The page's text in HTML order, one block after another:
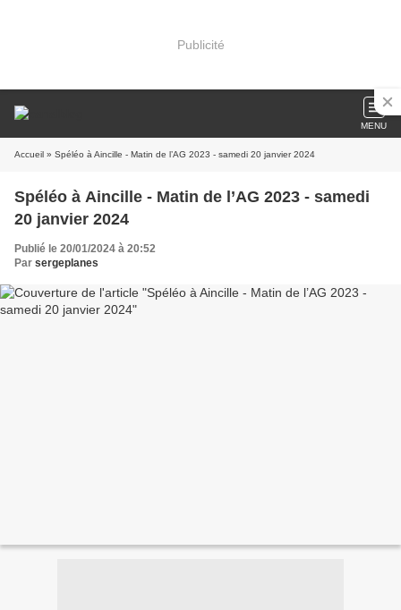
Publicité
MENU
Accueil » Spéléo à Aincille - Matin de l’AG 2023 - samedi 20 janvier 2024
Spéléo à Aincille - Matin de l’AG 2023 - samedi
20 janvier 2024
Publié le 20/01/2024 à 20:52
Par sergeplanes